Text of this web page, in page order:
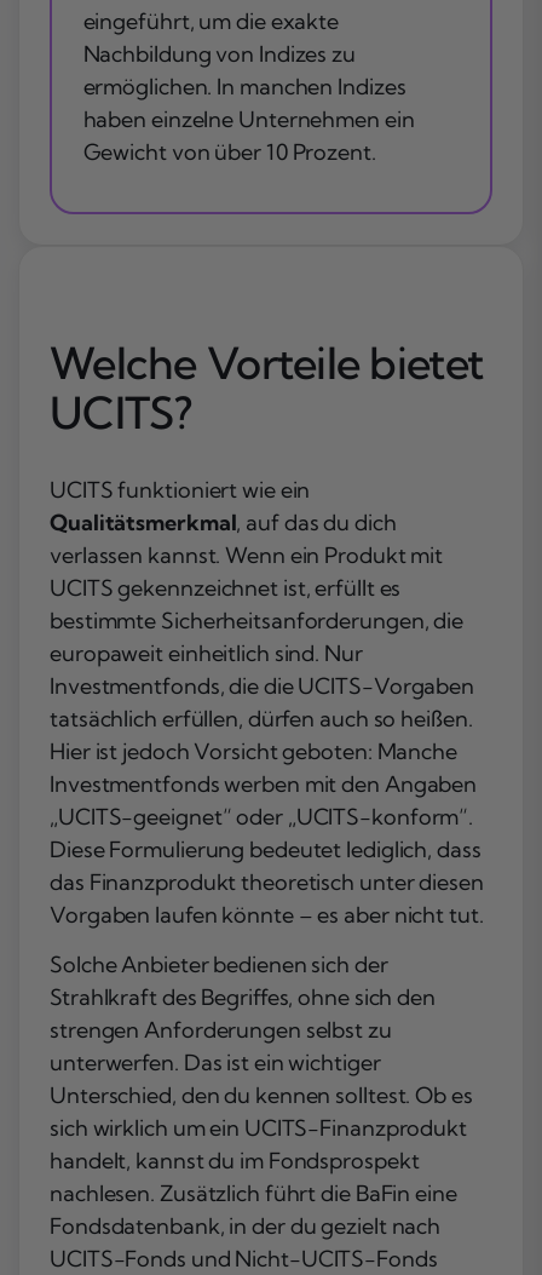
eingeführt, um die exakte
Nachbildung von Indizes zu
ermöglichen. In manchen Indizes
haben einzelne Unternehmen ein
Gewicht von über 10 Prozent.
Welche Vorteile bietet
UCITS?
UCITS funktioniert wie ein
Qualitätsmerkmal, auf das du dich
verlassen kannst. Wenn ein Produkt mit
UCITS gekennzeichnet ist, erfüllt es
bestimmte Sicherheitsanforderungen, die
europaweit einheitlich sind. Nur
Investmentfonds, die die UCITS-Vorgaben
tatsächlich erfüllen, dürfen auch so heißen.
Hier ist jedoch Vorsicht geboten: Manche
Investmentfonds werben mit den Angaben
„UCITS-geeignet“ oder „UCITS-konform“.
Diese Formulierung bedeutet lediglich, dass
das Finanzprodukt theoretisch unter diesen
Vorgaben laufen könnte – es aber nicht tut.
Solche Anbieter bedienen sich der
Strahlkraft des Begriffes, ohne sich den
strengen Anforderungen selbst zu
unterwerfen. Das ist ein wichtiger
Unterschied, den du kennen solltest. Ob es
sich wirklich um ein UCITS-Finanzprodukt
handelt, kannst du im Fondsprospekt
nachlesen. Zusätzlich führt die BaFin eine
Fondsdatenbank, in der du gezielt nach
UCITS-Fonds und Nicht-UCITS-Fonds